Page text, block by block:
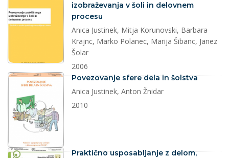
izobraževanja v šoli in delovnem
procesu
Anica Justinek, Mitja Korunovski, Barbara
Krajnc, Marko Polanec, Marija Šibanc, Janez
Šolar
2006
dokument
Povezovanje sfere dela in šolstva
Anica Justinek, Anton Žnidar
2010
dokument
Praktično usposabljanje z delom,